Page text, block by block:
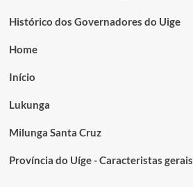
Histórico dos Governadores do Uige
Home
Início
Lukunga
Milunga Santa Cruz
Província do Uíge - Caracteristas gerais